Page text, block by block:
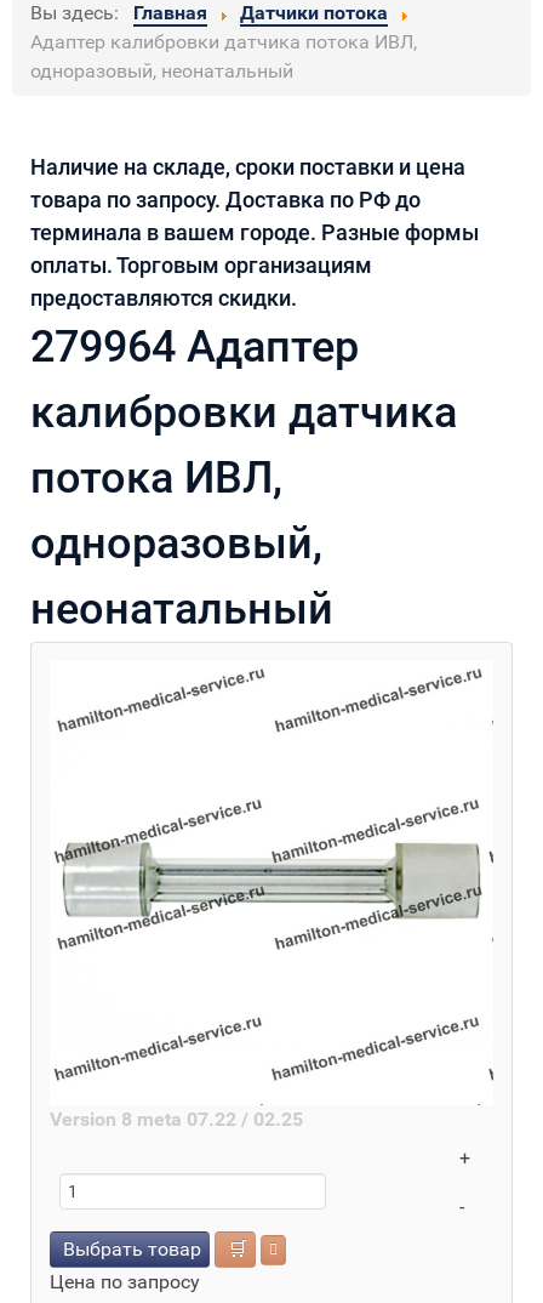
Вы здесь: Главная
Датчики потока
Адаптер калибровки датчика потока ИВЛ,
одноразовый, неонатальный
Наличие на складе, сроки поставки и цена
товара по запросу. Доставка по РФ до
терминала в вашем городе. Разные формы
оплаты. Торговым организациям
предоставляются скидки.
279964 Адаптер
калибровки датчика
потока ИВЛ,
одноразовый,
неонатальный
Version 8 meta 07.22 / 02.25
+
-
Выбрать товар
🛒
Цена по запросу